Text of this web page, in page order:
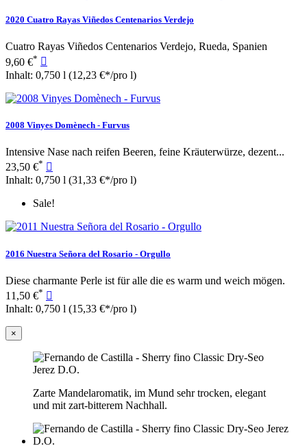
2020 Cuatro Rayas Viñedos Centenarios Verdejo
Cuatro Rayas Viñedos Centenarios Verdejo, Rueda, Spanien
9,60 €* 
Inhalt: 0,750 l (12,23 €*/pro l)
2008 Vinyes Domènech - Furvus
Intensive Nase nach reifen Beeren, feine Kräuterwürze, dezent...
23,50 €* 
Inhalt: 0,750 l (31,33 €*/pro l)
Sale!
2016 Nuestra Señora del Rosario - Orgullo
Diese charmante Perle ist für alle die es warm und weich mögen.
11,50 €* 
Inhalt: 0,750 l (15,33 €*/pro l)
×
Zarte Mandelaromatik, im Mund sehr trocken, elegant
und mit zart-bitterem Nachhall.